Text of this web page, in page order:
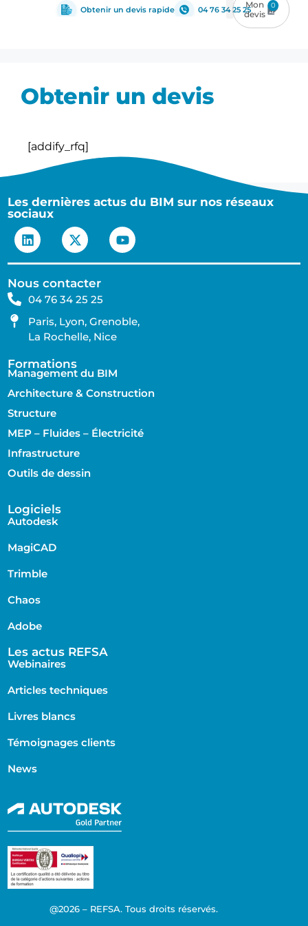
Obtenir un devis rapide 04 76 34 25 25 0
Obtenir un devis
[addify_rfq]
Les dernières actus du BIM sur nos réseaux
sociaux
Nous contacter
04 76 34 25 25
Paris, Lyon, Grenoble,
La Rochelle, Nice
Formations
Management du BIM
Architecture & Construction
Structure
MEP – Fluides – Électricité
Infrastructure
Outils de dessin
Logiciels
Autodesk
MagiCAD
Trimble
Chaos
Adobe
Les actus REFSA
Webinaires
Articles techniques
Livres blancs
Témoignages clients
News
@2026 – REFSA. Tous droits réservés.